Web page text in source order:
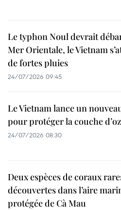
Le typhon Noul devrait
Mer Orientale, le Vietnam
de fortes pluies
24/07/2026 09:45
Le Vietnam lance un
pour protéger la couche
24/07/2026 08:30
Deux espèces de coraux
découvertes dans l’aire
protégée de Cà Mau